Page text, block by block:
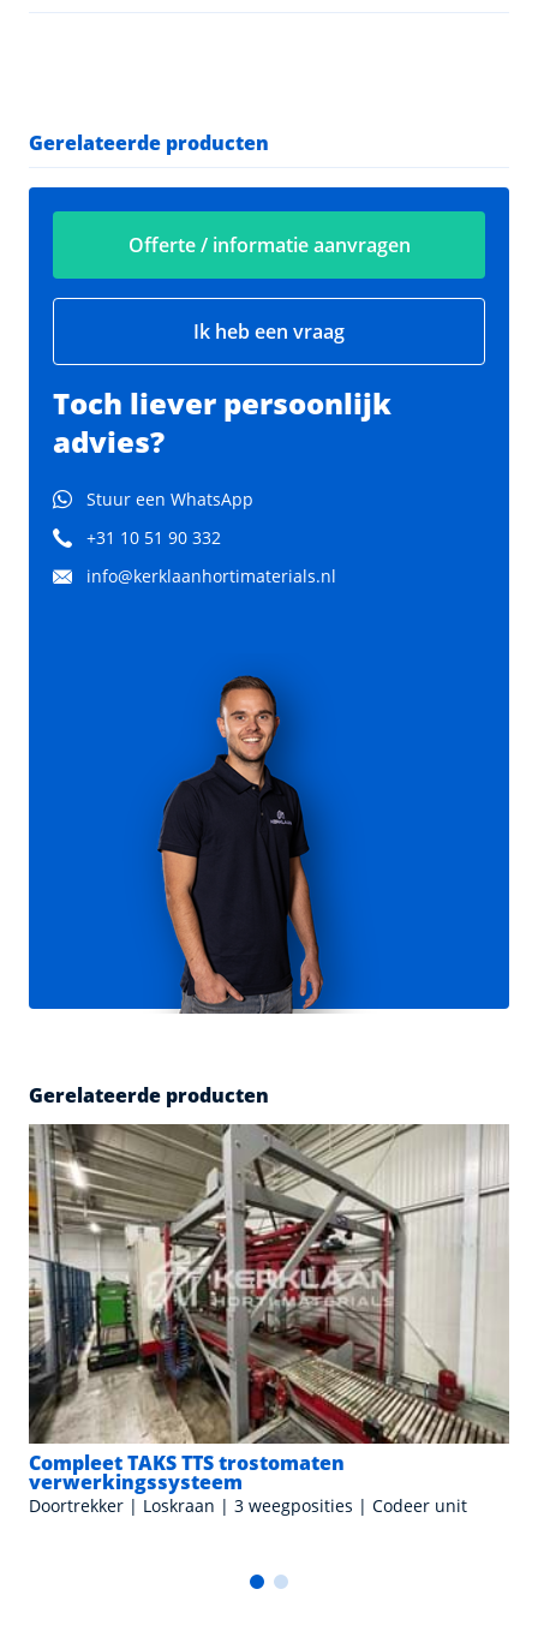
Gerelateerde producten
Offerte / informatie aanvragen
Ik heb een vraag
Toch liever persoonlijk
advies?
Stuur een WhatsApp
+31 10 51 90 332
info@kerklaanhortimaterials.nl
Gerelateerde producten
Compleet TAKS TTS trostomaten
verwerkingssysteem
Doortrekker | Loskraan | 3 weegposities | Codeer unit